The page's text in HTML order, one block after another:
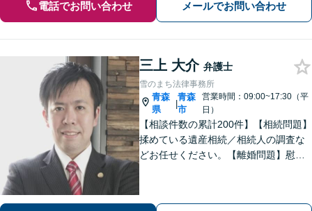
電話でお問い合わせ メールでお問い合わせ
三上 大介 弁護士
雪のまち法律事務所
青森
県
|
青森
市
営業時間：09:00~17:30（平
日）
【相談件数の累計200件】【相続問題】
揉めている遺産相続／相続人の調査な
どお任せください。【離婚問題】慰謝